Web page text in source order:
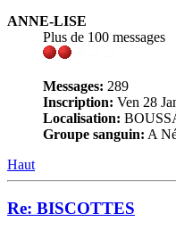
ANNE-LISE
Plus de 100 messages
Messages: 289
Inscription: Ven 28
Localisation:
Groupe sanguin: A
Haut
Re: BISCOTTES